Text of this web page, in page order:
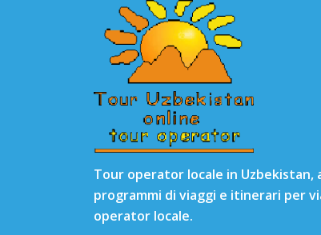
Tour operator locale in Uzbekistan,
programmi di viaggi e itinerari per
operator locale.